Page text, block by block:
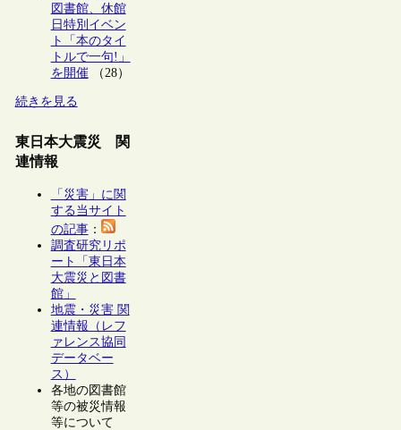
図書館、休館
日特別イベン
ト「本のタイ
トルで一句!」
を開催（28）
続きを見る
東日本大震災 関
連情報
「災害」に関
する当サイト
の記事：
調査研究リポ
ート「東日本
大震災と図書
館」
地震・災害 関
連情報（レフ
ァレンス協同
データベー
ス）
各地の図書館
等の被災情報
等について